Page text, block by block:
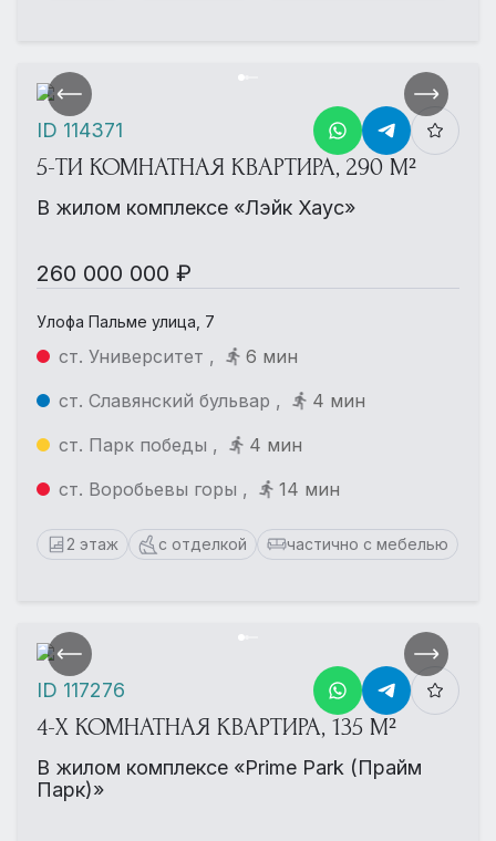
5-ТИ КОМНАТНАЯ КВАРТИРА, 290 М²
В жилом комплексе «Лэйк Хаус»
260 000 000 ₽
Улофа Пальме улица, 7
ст. Университет ,
6 мин
ст. Славянский бульвар ,
4 мин
ст. Парк победы ,
4 мин
ст. Воробьевы горы ,
14 мин
2 этаж с отделкой частично с мебелью
ID 114371
4-Х КОМНАТНАЯ КВАРТИРА, 135 М²
В жилом комплексе «Prime Park (Прайм
Парк)»
ID 117276